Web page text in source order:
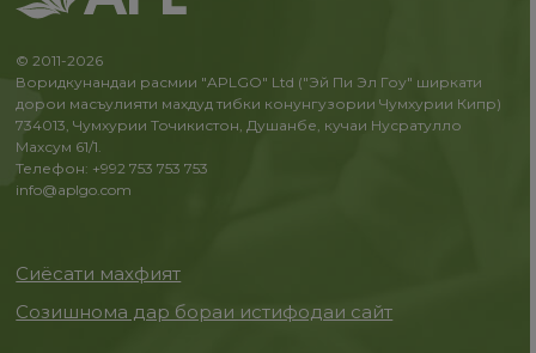
© 2011-2026
Воридкунандаи расмии "APLGO" Ltd ("Эй Пи Эл Гоу" ширкати
дорои масъулияти махдуд тибки конунгузории Чумхурии Кипр)
734013, Чумхурии Точикистон, Душанбе, кучаи Нусратулло
Махсум 61/1.
Телефон: +992 753 753 753
info@aplgo.com
Сиёсати махфият
Созишнома дар бораи истифодаи сайт